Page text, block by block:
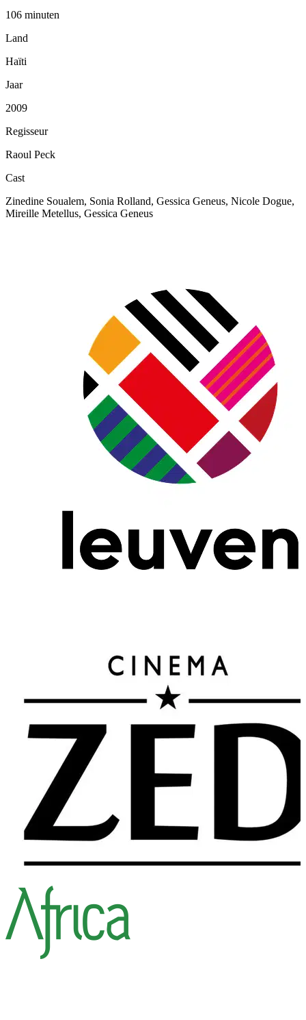
106 minuten
Land
Haïti
Jaar
2009
Regisseur
Raoul Peck
Cast
Zinedine Soualem, Sonia Rolland, Gessica Geneus, Nicole Dogue,
Mireille Metellus, Gessica Geneus